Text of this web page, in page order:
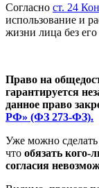
Согласно ст. 24
использование и
жизни лица без его
Право на
гарантируется
данное право
РФ» (ФЗ 273-ФЗ).
Уже можно
что обязать кого-
согласия